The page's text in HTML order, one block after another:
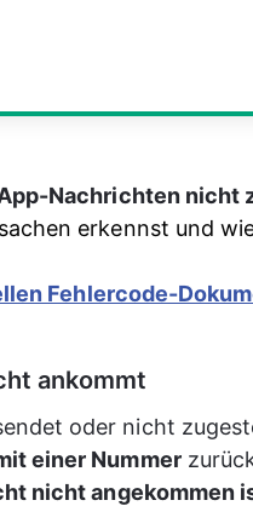
Nachrichten nicht
erkennst und
Fehlercode-
ankommt
oder nicht
einer Nummer
nicht angekommen